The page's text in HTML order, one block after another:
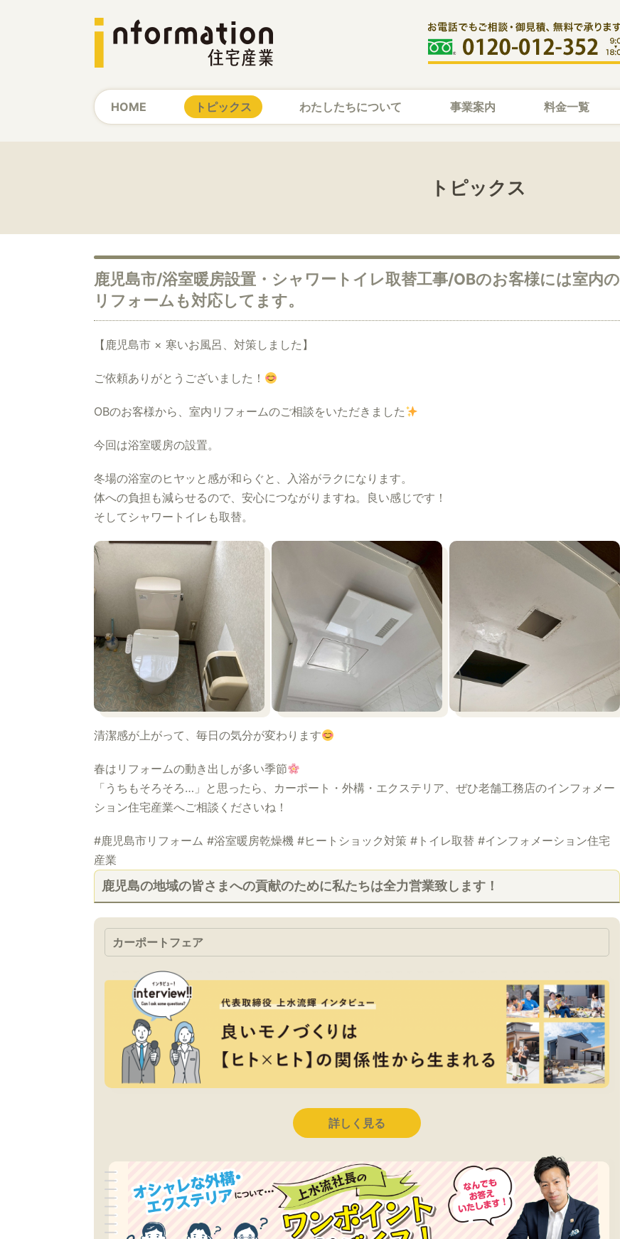
HOME トピックス わたしたちについて 事業案内 料金一覧
トピックス
鹿児島市/浴室暖房設置・シャワートイレ取替工事/OBのお客様には室内の
リフォームも対応してます。
【鹿児島市 × 寒いお風呂、対策しました】
ご依頼ありがとうございました！
OBのお客様から、室内リフォームのご相談をいただきました
今回は浴室暖房の設置。
冬場の浴室のヒヤッと感が和らぐと、入浴がラクになります。
体への負担も減らせるので、安心につながりますね。良い感じです！
そしてシャワートイレも取替。
清潔感が上がって、毎日の気分が変わります
春はリフォームの動き出しが多い季節
「うちもそろそろ…」と思ったら、カーポート・外構・エクステリア、ぜひ老舗工務店のインフォメー
ション住宅産業へご相談くださいね！
#鹿児島市リフォーム #浴室暖房乾燥機 #ヒートショック対策 #トイレ取替 #インフォメーション住宅
産業
鹿児島の地域の皆さまへの貢献のために私たちは全力営業致します！
カーポートフェア
詳しく見る